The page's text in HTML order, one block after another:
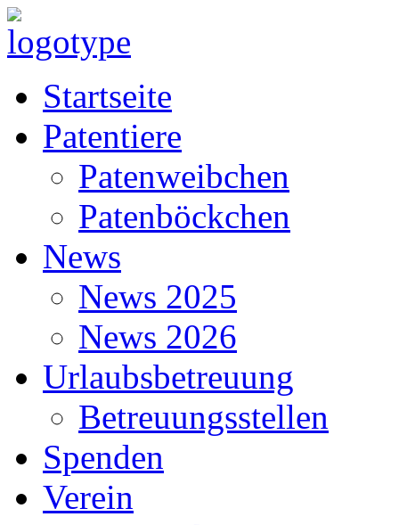
Startseite
Patentiere
Patenweibchen
Patenböckchen
News
News 2025
News 2026
Urlaubsbetreuung
Betreuungsstellen
Spenden
Verein